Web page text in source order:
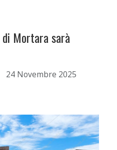
Mortara sarà
24 Novembre 2025